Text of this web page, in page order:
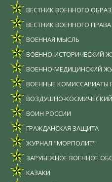
ВЕСТНИК ВОЕННОГО
ВЕСТНИК ВОЕННОГО ПРАВА
ВОЕННАЯ МЫСЛЬ
ВОЕННО-ИСТОРИЧЕСКИЙ
ВОЕННО-МЕДИЦИНСКИЙ
ВОЕННЫЕ КОМИССАРИАТЫ
ВОЗДУШНО-
ВОИН РОССИИ
ГРАЖДАНСКАЯ ЗАЩИТА
ЖУРНАЛ "МОРПОЛИТ"
ЗАРУБЕЖНОЕ ВОЕННОЕ
КАЗАКИ